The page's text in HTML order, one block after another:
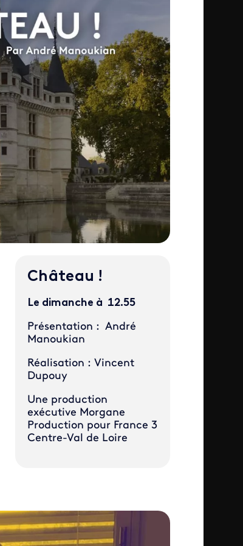
Château !
Le dimanche à 12.55
Présentation : André
Manoukian
Réalisation : Vincent
Dupouy
Une production
exécutive Morgane
Production pour France 3
Centre-Val de Loire